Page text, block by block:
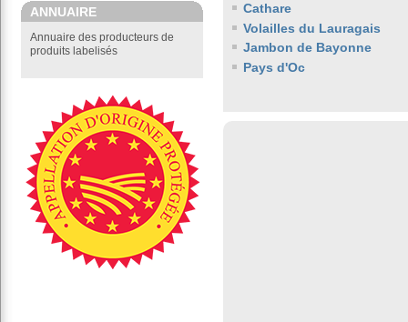
ANNUAIRE
Annuaire des producteurs de
produits labelisés
Cathare
Volailles du Lauragais
Jambon de Bayonne
Pays d'Oc